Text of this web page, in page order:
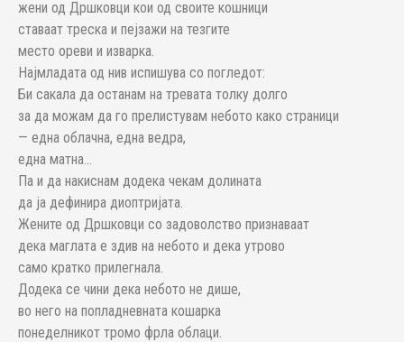
жени од Дршковци кои од своите кошници
ставаат треска и пејзажи на тезгите
место ореви и изварка.
Најмладата од нив испишува со погледот:
Би сакала да останам на тревата толку долго
за да можам да го прелистувам небото како страници
— една облачна, една ведра,
една матна…
Па и да накиснам додека чекам долината
да ја дефинира диоптријата.
Жените од Дршковци со задоволство признаваат
дека маглата е здив на небото и дека утрово
само кратко прилегнала.
Додека се чини дека небото не дише,
во него на попладневната кошарка
понеделникот тромо фрла облаци.